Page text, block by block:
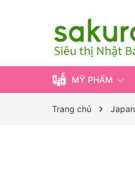
MỸ PHẨM
Trang chủ Japan